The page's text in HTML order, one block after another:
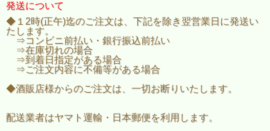
発送について
◆１2時(正午)迄のご注文は、下記を除き翌営業日に発送い
たします。
⇒コンビニ前払い・銀行振込前払い
⇒在庫切れの場合
⇒到着日指定がある場合
⇒ご注文内容に不備等がある場合
◆酒販店様からのご注文は、一切お断りいたします。
配送業者はヤマト運輸・日本郵便を利用します。